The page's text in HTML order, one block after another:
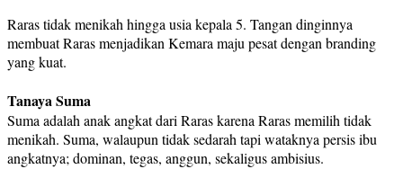
Raras tidak menikah hingga usia kepala 5. Tangan dinginnya
membuat Raras menjadikan Kemara maju pesat dengan branding
yang kuat.
Tanaya Suma
Suma adalah anak angkat dari Raras karena Raras memilih tidak
menikah. Suma, walaupun tidak sedarah tapi wataknya persis ibu
angkatnya; dominan, tegas, anggun, sekaligus ambisius.